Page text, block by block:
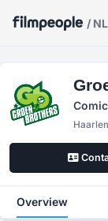
/ NL
Overview